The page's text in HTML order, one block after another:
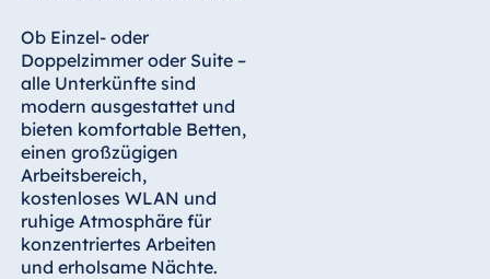
Ob Einzel- oder
Doppelzimmer oder Suite –
alle Unterkünfte sind
modern ausgestattet und
bieten komfortable Betten,
einen großzügigen
Arbeitsbereich,
kostenloses WLAN und
ruhige Atmosphäre für
konzentriertes Arbeiten
und erholsame Nächte.